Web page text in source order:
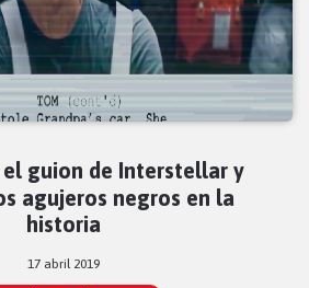
el guion de Interstellar y
agujeros negros en la
historia
17 abril 2019